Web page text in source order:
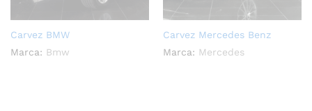
Carvez BMW
Marca: Bmw
Carvez Mercedes Benz
Marca: Mercedes